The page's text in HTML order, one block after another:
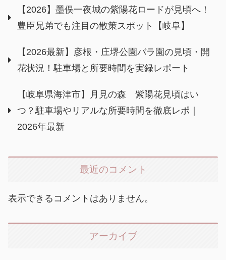
【2026】墨俣一夜城の紫陽花ロードが見頃へ！
豊臣兄弟でも注目の散策スポット【岐阜】
【2026最新】彦根・庄堺公園バラ園の見頃・開
花状況！駐車場と所要時間を実録レポート
【岐阜県海津市】月見の森 紫陽花見頃はい
つ？駐車場やリアルな所要時間を徹底レポ｜
2026年最新
最近のコメント
表示できるコメントはありません。
アーカイブ